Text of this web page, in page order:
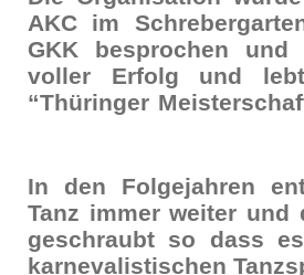
AKC im
GKK besprochen
voller Erfolg und
“Thüringer
In den Folgejahren
Tanz immer weiter und
geschraubt so dass
karnevalistischen